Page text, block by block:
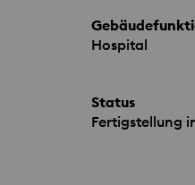
Hospital
Status
Fertigstellung